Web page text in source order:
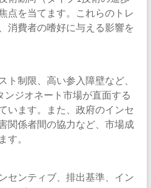
点を当てます。これらのトレ
消費者の嗜好に与える影響を
ト制限、高い参入障壁など、
ンジオネート市場が直面する
います。また、政府のインセ
関係者間の協力など、市場成
す。
センティブ、排出基準、イン